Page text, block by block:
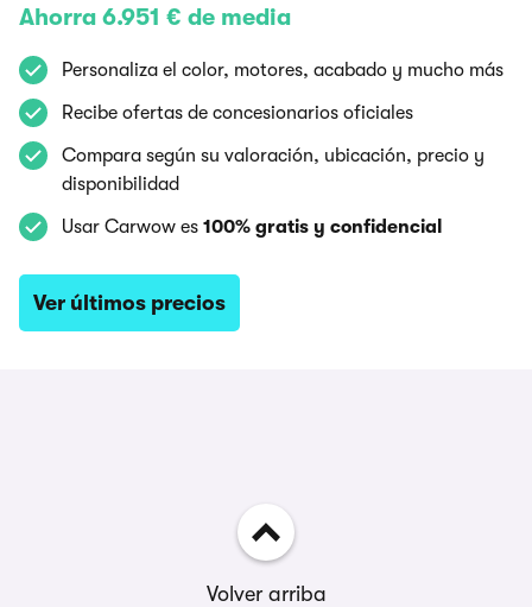
Ahorra 6.951 € de media
Personaliza el color, motores, acabado y mucho más
Recibe ofertas de concesionarios oficiales
Compara según su valoración, ubicación, precio y
disponibilidad
Usar Carwow es 100% gratis y confidencial
Ver últimos precios
Volver arriba